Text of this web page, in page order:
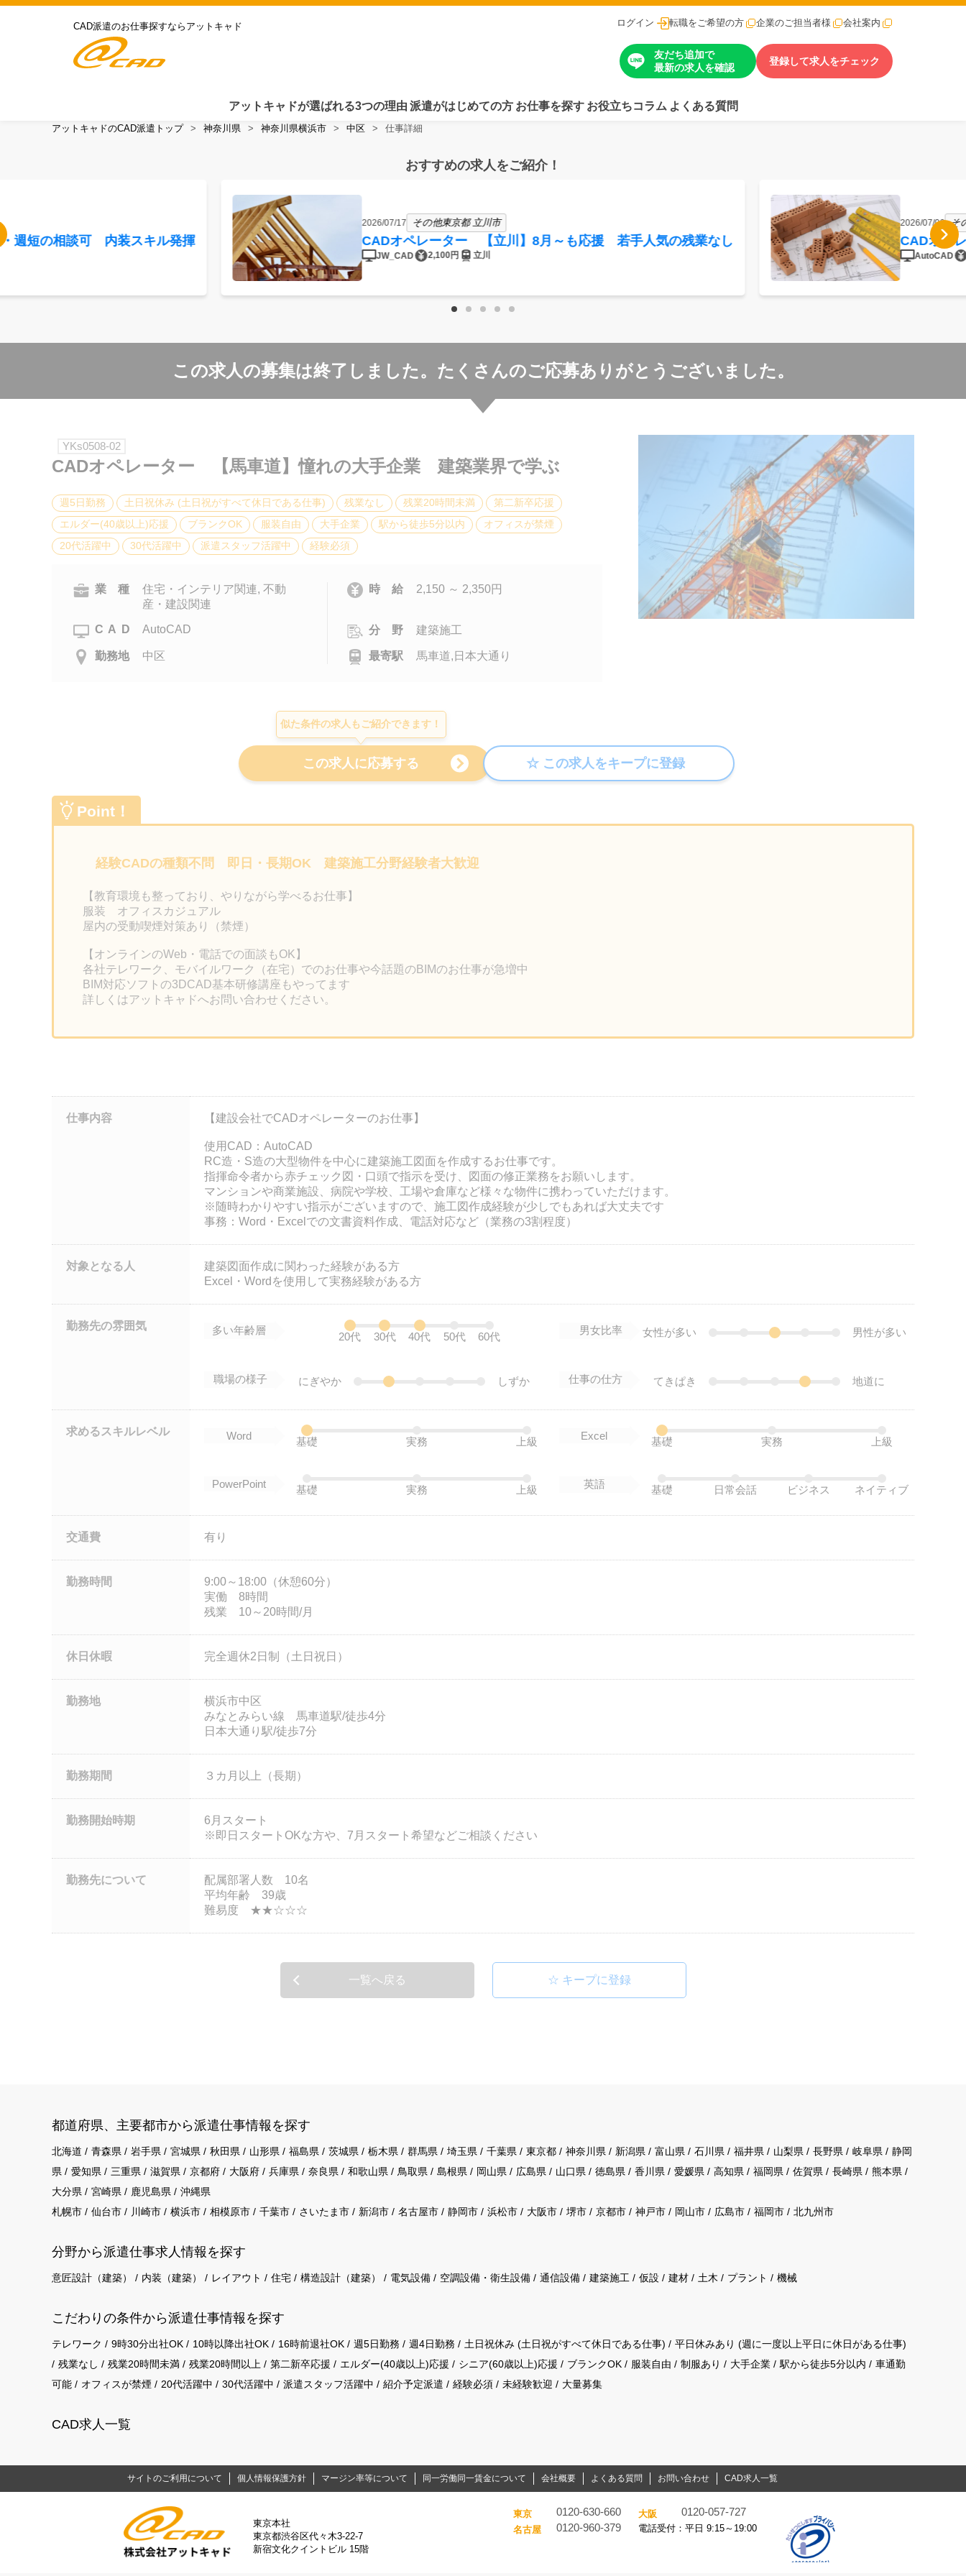
CAD派遣のお仕事探すならアットキャド ログイン 転職をご希望の方 企業のご担当者様 会社案内
友だち追加で
最新の求人を確認
登録して求人をチェック
アットキャドが選ばれる3つの理由 派遣がはじめての方 お仕事を探す お役立ちコラム よくある質問
アットキャドのCAD派遣トップ 神奈川県 神奈川県横浜市 中区 仕事詳細
おすすめの求人をご紹介！
週短の相談可 内装スキル発揮
2026/07/17 その他東京都 立川市
CADオペレーター 【立川】8月～も応援 若手人気の残業なし
JW_CAD 2,100円 立川
2026/07/06 そ
CADオペ
AutoCAD
この求人の募集は終了しました。 たくさんのご応募ありがとうございました。
YKs0508-02
CADオペレーター 【馬車道】憧れの大手企業 建築業界で学ぶ
週5日勤務 土日祝休み (土日祝がすべて休日である仕事) 残業なし 残業20時間未満
第二新卒応援
エルダー(40歳以上)応援
ブランクOK 服装自由 大手企業 駅から徒歩5分以内
オフィスが禁煙
20代活躍中
30代活躍中 派遣スタッフ活躍中 経験必須
業 種
住宅・インテリア関連, 不動
産・建設関連
CAD AutoCAD
勤務地 中区
時 給 2,150 ～ 2,350円
分 野 建築施工
最寄駅 馬車道,日本大通り
似た条件の求人もご紹介できます！
Point！
経験CADの種類不問 即日・長期OK 建築施工分野経験者大歓迎
【教育環境も整っており、やりながら学べるお仕事】
服装 オフィスカジュアル
屋内の受動喫煙対策あり（禁煙）
【オンラインのWeb・電話での面談もOK】
各社テレワーク、モバイルワーク（在宅）でのお仕事や今話題のBIMのお仕事が急増中
BIM対応ソフトの3DCAD基本研修講座もやってます
詳しくはアットキャドへお問い合わせください。
仕事内容 【建設会社でCADオペレーターのお仕事】
使用CAD：AutoCAD
RC造・S造の大型物件を中心に建築施工図面を作成するお仕事です。
指揮命令者から赤チェック図・口頭で指示を受け、図面の修正業務をお願いします。
マンションや商業施設、病院や学校、工場や倉庫など様々な物件に携わっていただけます。
※随時わかりやすい指示がございますので、施工図作成経験が少しでもあれば大丈夫です
事務：Word・Excelでの文書資料作成、電話対応など（業務の3割程度）
対象となる人
建築図面作成に関わった経験がある方
Excel・Wordを使用して実務経験がある方
勤務先の雰囲気 多い年齢層
20代 30代 40代 50代 60代
男女比率 女性が多い 男性が多い
職場の様子 にぎやか しずか 仕事の仕方 てきぱき 地道に
求めるスキルレベル Word 基礎 実務 上級 Excel 基礎 実務 上級
PowerPoint 基礎 実務 上級 英語 基礎 日常会話 ビジネス ネイティブ
交通費 有り
勤務時間
9:00～18:00（休憩60分）
実働 8時間
残業 10～20時間/月
休日休暇 完全週休2日制（土日祝日）
勤務地
横浜市中区
みなとみらい線 馬車道駅/徒歩4分
日本大通り駅/徒歩7分
勤務期間 ３カ月以上（長期）
勤務開始時期
6月スタート
※即日スタートOKな方や、7月スタート希望などご相談ください
勤務先について
配属部署人数 10名
平均年齢 39歳
難易度 ★★☆☆☆
一覧へ戻る
都道府県、主要都市から派遣仕事情報を探す
北海道 青森県 岩手県 宮城県 秋田県 山形県 福島県 茨城県 栃木県 群馬県 埼玉県 千葉県 東京都 神奈川県 新潟県 富山県 石川県 福井県 山梨県 長野県 岐阜県
静岡
県
愛知県 三重県 滋賀県 京都府 大阪府 兵庫県 奈良県 和歌山県 鳥取県 島根県 岡山県 広島県 山口県 徳島県 香川県 愛媛県 高知県 福岡県 佐賀県 長崎県
熊本県
大分県
宮崎県 鹿児島県
沖縄県
札幌市
仙台市 川崎市 横浜市 相模原市 千葉市 さいたま市 新潟市 名古屋市 静岡市 浜松市 大阪市 堺市 京都市 神戸市 岡山市 広島市 福岡市 北九州市
分野から派遣仕事求⼈情報を探す
意匠設計（建築） 内装（建築） レイアウト 住宅 構造設計（建築） 電気設備 空調設備・衛生設備 通信設備 建築施工 仮設 建材 土木 プラント 機械
こだわりの条件から派遣仕事情報を探す
テレワーク 9時30分出社OK 10時以降出社OK 16時前退社OK 週5日勤務 週4日勤務 土日祝休み (土日祝がすべて休日である仕事)
平日休みあり (週に一度以上平日に休日がある仕事)
残業なし
残業20時間未満 残業20時間以上 第二新卒応援 エルダー(40歳以上)応援 シニア(60歳以上)応援 ブランクOK 服装自由 制服あり 大手企業 駅から徒歩5分以内
車通勤
可能
オフィスが禁煙 20代活躍中 30代活躍中 派遣スタッフ活躍中 紹介予定派遣 経験必須 未経験歓迎 大量募集
CAD求人一覧
サイトのご利用について 個人情報保護方針 マージン率等について 同一労働同一賃金について 会社概要 よくある質問 お問い合わせ CAD求人一覧
東京本社
東京都渋谷区代々木3-22-7
新宿文化クイントビル 15階
東京 0120-630-660 大阪 0120-057-727
名古屋 0120-960-379 電話受付：平日 9:15～19:00